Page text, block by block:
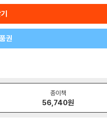
권
종이책
56,740원